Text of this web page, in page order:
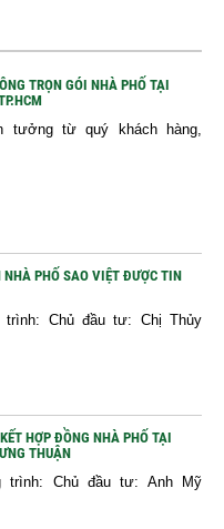
TRỌN GÓI NHÀ PHỐ TẠI
tưởng từ quý khách hàng,
NHÀ PHỐ SAO VIỆT ĐƯỢC TIN
trình: Chủ đầu tư: Chị Thủy
HỢP ĐỒNG NHÀ PHỐ TẠI
THUẬN
trình: Chủ đầu tư: Anh Mỹ